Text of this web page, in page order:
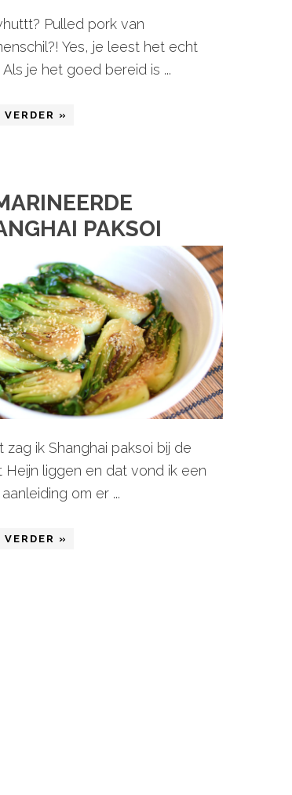
Pulled pork van
Yes, je leest het echt
je het goed bereid is ...
VERDER »
PAKSOI
zag ik Shanghai paksoi bij de
Heijn liggen en dat vond ik een
om er ...
VERDER »